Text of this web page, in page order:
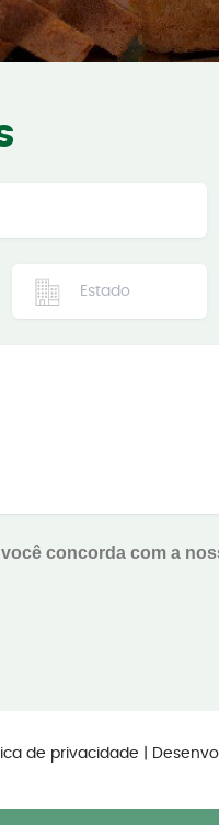
concorda com a
de privacidade |